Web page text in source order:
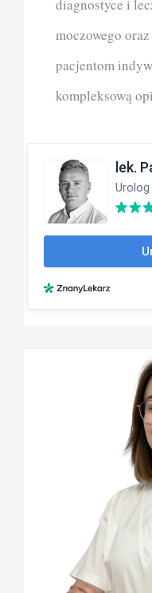
diagnostyce i
moczowego
pacjentom
kompleksową